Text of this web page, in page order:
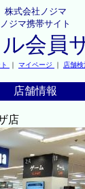
株式会社ノジマ
ノジマ携帯サイト
会員
｜ マイページ ｜ 店舗検
店舗情報
店